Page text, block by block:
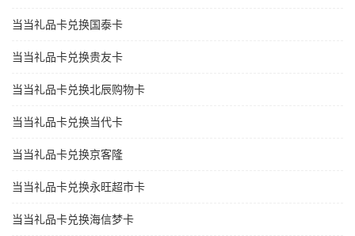
当当礼品卡兑换国泰卡
当当礼品卡兑换贵友卡
当当礼品卡兑换北辰购物卡
当当礼品卡兑换当代卡
当当礼品卡兑换京客隆
当当礼品卡兑换永旺超市卡
当当礼品卡兑换海信梦卡